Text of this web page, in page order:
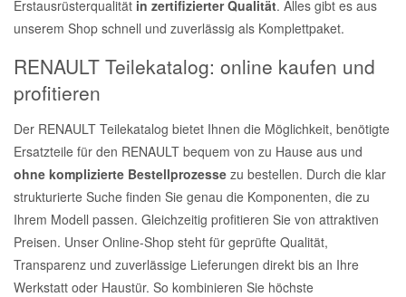
Erstausrüsterqualität in zertifizierter Qualität. Alles gibt es aus
unserem Shop schnell und zuverlässig als Komplettpaket.
RENAULT Teilekatalog: online kaufen und
profitieren
Der RENAULT Teilekatalog bietet Ihnen die Möglichkeit, benötigte
Ersatzteile für den RENAULT bequem von zu Hause aus und
ohne komplizierte Bestellprozesse zu bestellen. Durch die klar
strukturierte Suche finden Sie genau die Komponenten, die zu
Ihrem Modell passen. Gleichzeitig profitieren Sie von attraktiven
Preisen. Unser Online-Shop steht für geprüfte Qualität,
Transparenz und zuverlässige Lieferungen direkt bis an Ihre
Werkstatt oder Haustür. So kombinieren Sie höchste